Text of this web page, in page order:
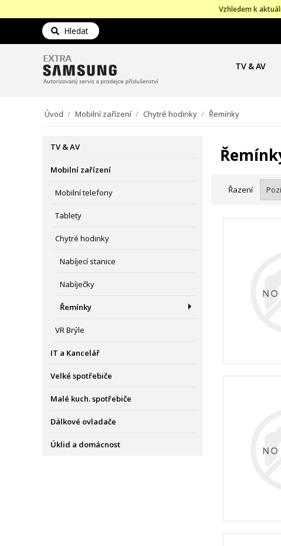
Vzhledem k
Hledat
TV & AV
Úvod / Mobilní zařízení / Chytré hodinky / Řemínky
TV & AV
Mobilní zařízení
Mobilní telefony
Tablety
Chytré hodinky
Nabíjecí stanice
Nabíječky
Řemínky
VR Brýle
IT a Kancelář
Velké spotřebiče
Malé kuch. spotřebiče
Dálkové ovladače
Úklid a domácnost
Řazení